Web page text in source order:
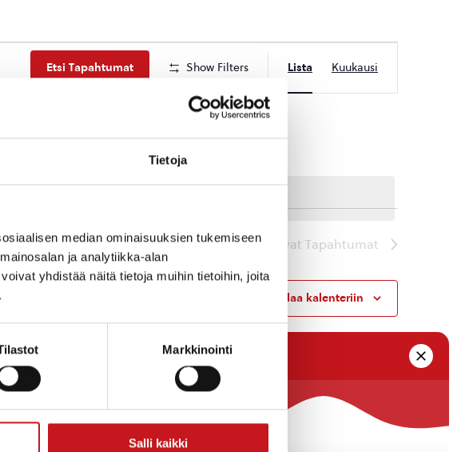
Tietoja
median ominaisuuksien tukemiseen
ja analytiikka-alan
yhdistää näitä tietoja muihin tietoihin, joita
Markkinointi
Salli kaikki
Etsi Tapahtumat Show Filters
Views
Navigation
Lista Kuukausi
Seuraavat Tapahtumat
Tilaa kalenteriin